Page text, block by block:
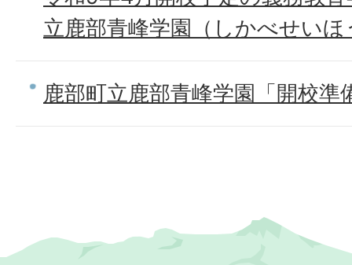
立鹿部青峰学園（しかべせい
鹿部町立鹿部青峰学園「開校準